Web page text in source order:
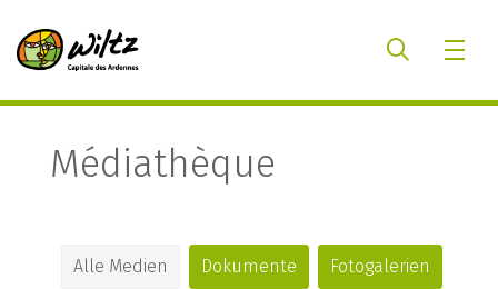
Médiathèque
Alle Medien Dokumente Fotogalerien